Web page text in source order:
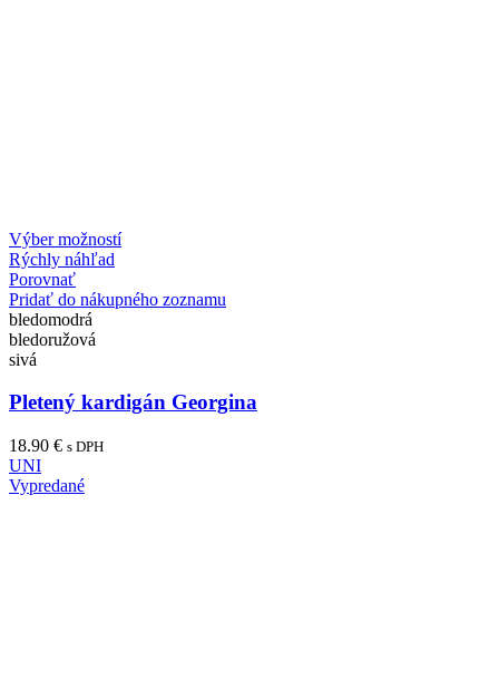
Výber možností
Rýchly náhľad
Porovnať
Pridať do nákupného zoznamu
bledomodrá
bledoružová
sivá
Pletený kardigán Georgina
18.90 € s DPH
UNI
Vypredané